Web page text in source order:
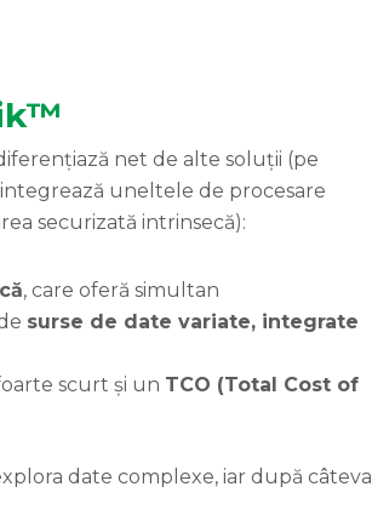
net de alte soluții (pe
uneltele de procesare
securizată intrinsecă):
, care oferă simultan
surse de date variate, integrate
scurt și un TCO (Total Cost of
date complexe, iar după câteva